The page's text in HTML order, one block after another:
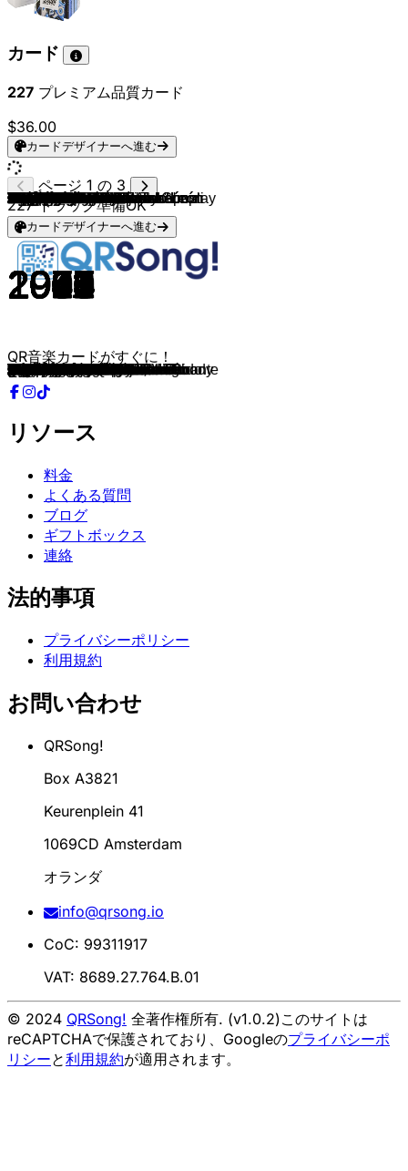
カード
227 プレミアム品質カード
$36.00
カードデザイナーへ進む
Caifanes
1994
Aquí No Es Así
Los Ángeles Azules
1996
Cómo Te Voy A Olvidar
Bronco
1988
A Qué Le Tiramos
Los Invasores De Nuevo León
1982
Mi Casa Nueva
Intocable
2000
Enséñame A Olvidarte
Yuri
1993
Detrás de Mi Ventana
Yuri
1985
Yo Te Pido Amor
Caifanes
1992
No Dejes Que...
Los Humildes
1973
Ambición De Quererte
Grupo Limite
1995
Te Aprovechas
Juan Gabriel
1980
El Noa Noa
Juan Gabriel
1977
Siempre en Mi Mente
Rocío Dúrcal
1981
La Gata Bajo la Lluvia
Rocío Dúrcal
1984
Déjame Vivir
Ana Gabriel
1990
Quién Como Tú
Ana Gabriel
1987
¡Ay Amor!
Marisela
1984
La Pareja Ideal
Marisela
1985
Enamorada y Herida
Amanda Miguel
1983
Castillos
Diego Verdaguer
1975
Volveré
Diego Verdaguer
1984
Usted Qué Haría?
Mijares
2013
Si Me Tenías
Mijares
1988
Soldado Del Amor
DANNA
2007
El Primer Dia Sin Ti
Danna Paola
2007
Mundo De Caramelo
Valentín Elizalde
2003
Vete Ya
Cardenales De Nuevo León
1987
Si Yo Fuera Él
Cardenales De Nuevo León
2002
Belleza De Cantina
Los Invasores De Nuevo León
1982
Aguanta Corazón
Leandro Ríos & Pancho Uresti
2014
Debajo del Sombrero
Emmanuel Cortes
2023
Amor
KAROL G
2024
Si Antes Te Hubiera Conocido
Los Tucanes De Tijuana
1995
La Chona
Julio Iglesias
1981
Hey
Julio Iglesias
1982
Con la Misma Piedra
Leo Dan
1964
Cómo Te Extraño Mi Amor
Raphael
1980
Como yo te amo
Camilo Sesto
1974
¿Quieres Ser Mi Amante?
José Luis Perales
1982
¿Y Cómo Es Él?
Raphael
1967
Mi gran noche
Nelson Ned
1971
Dejenme Si Estoy Llorando
José Luis Rodríguez
1982
Dueño de Nada
Emmanuel
1979
Al Final
Isabel Pantoja
1988
Asi Fue
Juan Gabriel
1980
He Venido a Pedirte Perdón
Magneto
1991
Vuela, Vuela
Joan Sebastian & Lisa Lopez
1985
Rumores
Los Enanitos Verdes
1986
La Muralla Verde
Timbiriche
1987
Con Todos Menos Conmigo
Chayanne
1998
Dejaría Todo
Enrique Iglesias
1996
Experiencia Religiosa
Jon Secada
1992
Otro Día Más Sin Verte
Cristian Castro
2000
Por Amarte Así
Laura Pausini
1994
Se fué
Alejandra Guzman
1993
Mirala Miralo
Alejandra Guzman
1993
Mala Hierba
Gloria Trevi
1992
Con los Ojos Cerrados
David Bisbal
2002
Ave María
Paulina Rubio
2001
Yo No Soy Esa Mujer
Los Apson
1966
Fue en un café
Marco Antonio Solís
2010
¿A Dónde Vamos A Parar?
Christian Nodal
2017
Adiós Amor
Grupo Frontera
2023
QUE VUELVAS
Grupo Frontera
2023
un x100to
Luis Miguel
1987
Ahora Te Puedes Marchar
Grupo Frontera
2022
NO SE VA
Juanes
2002
Es Por Ti
Wolfine & Maluma
2017
Bella
Ricky Martin ft. Maluma
2016
Vente Pa' Ca
Shakira & Maluma
2016
Chantaje
Maluma
2018
Felices los 4
Zoé
2011
Labios Rotos
Ana Bárbara
2004
Lo Busqué
Maná
2003
Mariposa Traicionera
Belanova
2005
Por Ti
La Quinta Estacion
2004
El Sol No Regresa
Dua Lipa
2020
Don't Start Now
Adele
2011
Someone Like You
Miley Cyrus
2023
Flowers
Javier Solís
1960
Sombras Nada Más
Pedro Infante
1943
Fallaste Corazón
Jorge Negrete
1946
Paloma Querida
Agustín Lara
1946
María Bonita
Germán Valdés "Tin Tan"
1997
Bonita
Los Dandys
1958
Tres Regalos
María José
2009
Adelante Corazón
Whitney Houston
1987
I Wanna Dance With Somebody
Javier Solís
1942
En Mi Viejo San Juan
Danny Ocean
2016
Me Rehúso
Rigo Tovar
1974
Mi Amiga, Mi Esposa, Mi Amante
Savage Garden
1997
Truly Madly Deeply
New Kids On The Block
1988
I'll Be Loving You
Kendrick Lamar, SZA
2018
All The Stars
Kendrick Lamar
2012
Money Trees
One Direction
2011
What Makes You Beautiful
Cyndi Lauper
1983
Girls Just Want To Have Fun
Kendrick Lamar & Lefty Gunplay
2024
tv off
Crystal Waters
1991
Gypsy Woman
The Clash
1982
Should I Stay or Should I Go
ABBA
1976
Fernando
ページ 1 の 3
227トラック準備OK
カードデザイナーへ進む
QR音楽カードがすぐに！
リソース
料金
よくある質問
ブログ
ギフトボックス
連絡
法的事項
プライバシーポリシー
利用規約
お問い合わせ
QRSong!
Box A3821
Keurenplein 41
1069CD Amsterdam
オランダ
info@qrsong.io
CoC: 99311917
VAT: 8689.27.764.B.01
© 2024 QRSong! 全著作権所有. (v1.0.2)このサイトは
reCAPTCHAで保護されており、Googleのプライバシーポ
リシーと利用規約が適用されます。